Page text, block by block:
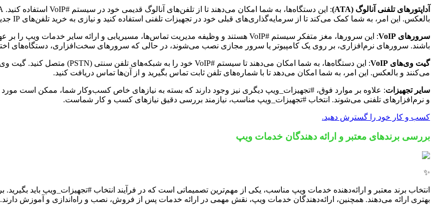
آداپتورهای تلفنی آنالوگ (ATA)
بالعکس. این امر، به شما کمک می‌کند تا از سرمایه‌گذاری‌های قبلی خود در تجهیزات تلفنی استفاده کنید و نیازی به خرید تلفن‌های IP جدید نداشته باشید.
سرورهای VoIP
باشند. سرورهای نرم‌افزاری، بر روی یک کامپیوتر یا سرور مجازی نصب می‌شوند، در حالی که سرورهای سخت‌افزاری، دستگاه‌های
گیت وی‌های VoIP
می‌کنند و بالعکس. این امر، به شما امکان می‌دهد تا با شماره‌های تلفن ثابت تماس بگیرید و از آن‌ها تماس دریافت کنید.
سایر تجهیزات: علاوه بر موارد فوق، #تجهیزات_ویپ دیگری نیز وجود دارند که بسته به نیازهای خاص کسب‌وکار شما، ممکن است مورد
و نرم‌افزارهای تلفنی می‌شوند. انتخاب #تجهیزات_ویپ مناسب، نیازمند بررسی دقیق نیازهای کسب و کار شماست.
کسب و کار خود را گسترش دهید.
بررسی برندهای معتبر و ارائه دهندگان خدمات ویپ
✨
انتخاب برند معتبر و ارائه‌دهنده خدمات ویپ مناسب، یکی از مهم‌ترین تصمیماتی است که در فرآیند انتخاب #تجهیزات_ویپ باید بگیرید.
بهتری ارائه می‌دهند. همچنین، ارائه‌دهندگان خدمات ویپ، نقش مهمی در ارائه خدمات پس از فروش، نصب و راه‌اندازی و آموزش دارند.